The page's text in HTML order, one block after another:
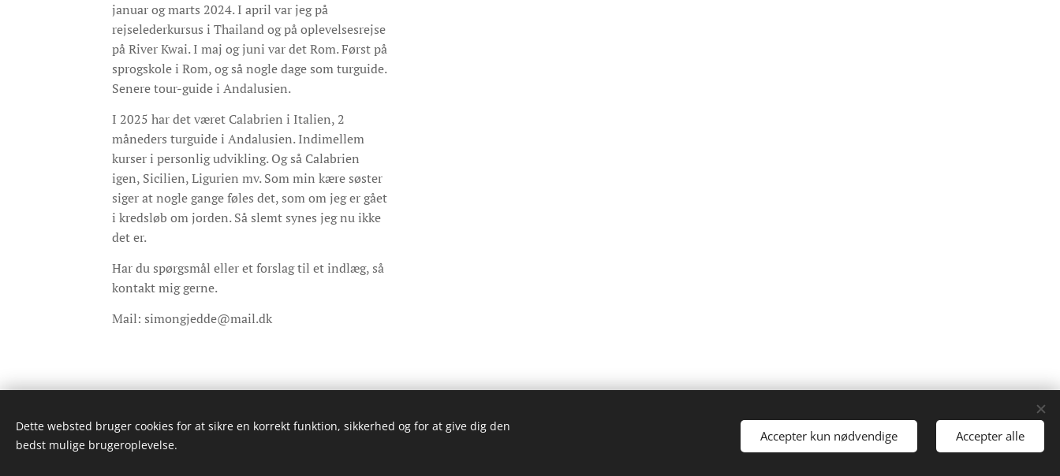
januar og marts 2024. I april var jeg på
rejselederkursus i Thailand og på oplevelsesrejse
på River Kwai. I maj og juni var det Rom. Først på
sprogskole i Rom, og så nogle dage som turguide.
Senere tour-guide i Andalusien.
I 2025 har det været Calabrien i Italien, 2
måneders turguide i Andalusien. Indimellem
kurser i personlig udvikling. Og så Calabrien
igen, Sicilien, Ligurien mv. Som min kære søster
siger at nogle gange føles det, som om jeg er gået
i kredsløb om jorden. Så slemt synes jeg nu ikke
det er.
Har du spørgsmål eller et forslag til et indlæg, så
kontakt mig gerne.
Mail: simongjedde@mail.dk
© 2023 Simons rejseblog. Alle rettigheder forbeholdes.
Dette websted bruger cookies for at sikre en korrekt funktion, sikkerhed og for at give dig den
bedst mulige brugeroplevelse.
Accepter kun nødvendige Accepter alle